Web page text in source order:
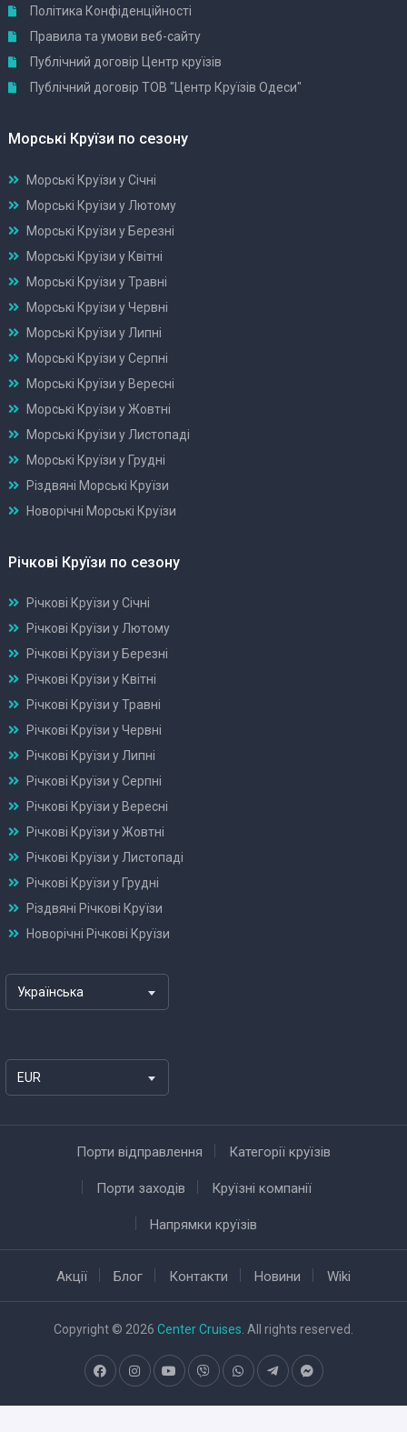
Політика Конфіденційності
Правила та умови веб-сайту
Публічний договір Центр круїзів
Публічний договір ТОВ "Центр Круїзів Одеси"
Морські Круїзи по сезону
Морські Круїзи у Січні
Морські Круїзи у Лютому
Морські Круїзи у Березні
Морські Круїзи у Квітні
Морські Круїзи у Травні
Морські Круїзи у Червні
Морські Круїзи у Липні
Морські Круїзи у Серпні
Морські Круїзи у Вересні
Морські Круїзи у Жовтні
Морські Круїзи у Листопаді
Морські Круїзи у Грудні
Різдвяні Морські Круїзи
Новорічні Морські Круїзи
Річкові Круїзи по сезону
Річкові Круїзи у Січні
Річкові Круїзи у Лютому
Річкові Круїзи у Березні
Річкові Круїзи у Квітні
Річкові Круїзи у Травні
Річкові Круїзи у Червні
Річкові Круїзи у Липні
Річкові Круїзи у Серпні
Річкові Круїзи у Вересні
Річкові Круїзи у Жовтні
Річкові Круїзи у Листопаді
Річкові Круїзи у Грудні
Різдвяні Річкові Круїзи
Новорічні Річкові Круїзи
Українська
EUR
Порти відправлення Категорії круїзів
Порти заходів Круїзні компанії
Напрямки круїзів
Акції Блог Контакти Новини Wiki
Copyright © 2026 Center Cruises . All rights reserved.